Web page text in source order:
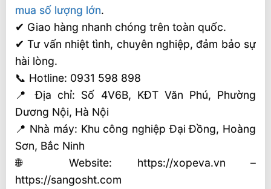
mua số lượng lớn.
✔ Giao hàng nhanh chóng trên toàn quốc.
✔ Tư vấn nhiệt tình, chuyên nghiệp, đảm bảo sự
hài lòng.
📞 Hotline: 0931 598 898
📍 Địa chỉ: Số 4V6B, KĐT Văn Phú, Phường
Dương Nội, Hà Nội
📍 Nhà máy: Khu công nghiệp Đại Đồng, Hoàng
Sơn, Bắc Ninh
🌐 Website: https://xopeva.vn –
https://sangosht.com